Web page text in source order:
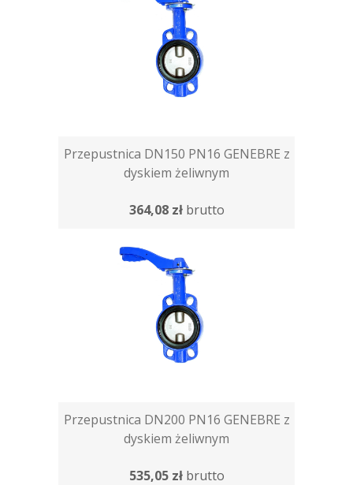
Przepustnica DN150 PN16 GENEBRE z
dyskiem żeliwnym
364,08 zł brutto
Przepustnica DN200 PN16 GENEBRE z
dyskiem żeliwnym
535,05 zł brutto